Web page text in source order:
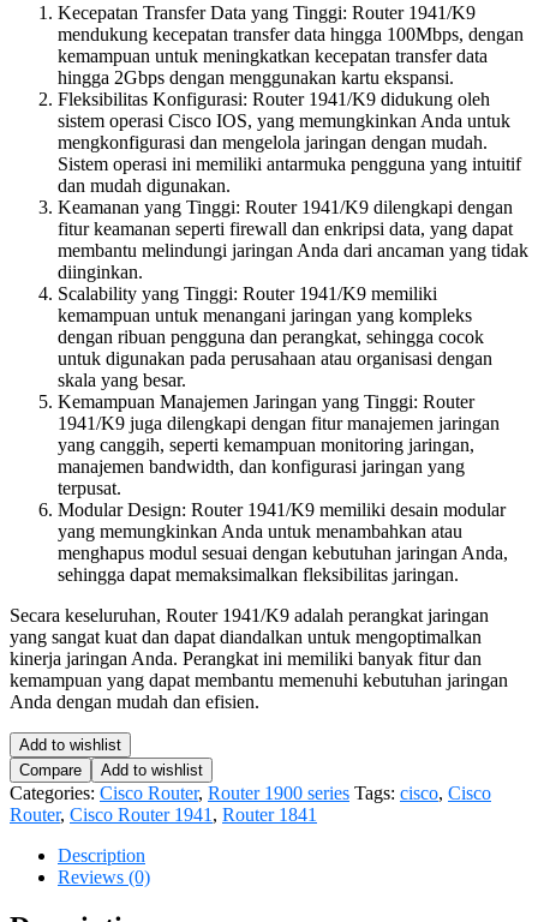
Kecepatan Transfer Data yang Tinggi: Router 1941/K9
mendukung kecepatan transfer data hingga 100Mbps, dengan
kemampuan untuk meningkatkan kecepatan transfer data
hingga 2Gbps dengan menggunakan kartu ekspansi.
Fleksibilitas Konfigurasi: Router 1941/K9 didukung oleh
sistem operasi Cisco IOS, yang memungkinkan Anda untuk
mengkonfigurasi dan mengelola jaringan dengan mudah.
Sistem operasi ini memiliki antarmuka pengguna yang intuitif
dan mudah digunakan.
Keamanan yang Tinggi: Router 1941/K9 dilengkapi dengan
fitur keamanan seperti firewall dan enkripsi data, yang dapat
membantu melindungi jaringan Anda dari ancaman yang tidak
diinginkan.
Scalability yang Tinggi: Router 1941/K9 memiliki
kemampuan untuk menangani jaringan yang kompleks
dengan ribuan pengguna dan perangkat, sehingga cocok
untuk digunakan pada perusahaan atau organisasi dengan
skala yang besar.
Kemampuan Manajemen Jaringan yang Tinggi: Router
1941/K9 juga dilengkapi dengan fitur manajemen jaringan
yang canggih, seperti kemampuan monitoring jaringan,
manajemen bandwidth, dan konfigurasi jaringan yang
terpusat.
Modular Design: Router 1941/K9 memiliki desain modular
yang memungkinkan Anda untuk menambahkan atau
menghapus modul sesuai dengan kebutuhan jaringan Anda,
sehingga dapat memaksimalkan fleksibilitas jaringan.
Secara keseluruhan, Router 1941/K9 adalah perangkat jaringan
yang sangat kuat dan dapat diandalkan untuk mengoptimalkan
kinerja jaringan Anda. Perangkat ini memiliki banyak fitur dan
kemampuan yang dapat membantu memenuhi kebutuhan jaringan
Anda dengan mudah dan efisien.
Add to wishlist
Compare
Add to wishlist
Categories: Cisco Router, Router 1900 series Tags: cisco, Cisco
Router, Cisco Router 1941 , Router 1841
Description
Reviews (0)